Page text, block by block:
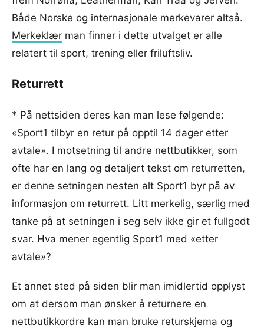
Både Norske og internasjonale merkevarer altså.
Merkeklær man finner i dette utvalget er alle
relatert til sport, trening eller friluftsliv.
Returrett
* På nettsiden deres kan man lese følgende:
«Sport1 tilbyr en retur på opptil 14 dager etter
avtale». I motsetning til andre nettbutikker, som
ofte har en lang og detaljert tekst om returretten,
er denne setningen nesten alt Sport1 byr på av
informasjon om returrett. Litt merkelig, særlig med
tanke på at setningen i seg selv ikke gir et fullgodt
svar. Hva mener egentlig Sport1 med «etter
avtale»?
Et annet sted på siden blir man imidlertid opplyst
om at dersom man ønsker å returnere en
nettbutikkordre kan man bruke returskjema og